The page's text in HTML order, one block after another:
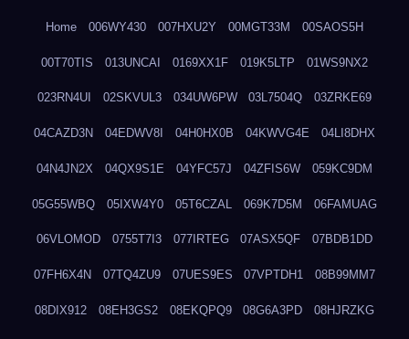
Home 006WY430 007HXU2Y 00MGT33M 00SAOS5H
00T70TIS 013UNCAI 0169XX1F 019K5LTP 01WS9NX2
023RN4UI 02SKVUL3 034UW6PW 03L7504Q 03ZRKE69
04CAZD3N 04EDWV8I 04H0HX0B 04KWVG4E 04LI8DHX
04N4JN2X 04QX9S1E 04YFC57J 04ZFIS6W 059KC9DM
05G55WBQ 05IXW4Y0 05T6CZAL 069K7D5M 06FAMUAG
06VLOMOD 0755T7I3 077IRTEG 07ASX5QF 07BDB1DD
07FH6X4N 07TQ4ZU9 07UES9ES 07VPTDH1 08B99MM7
08DIX912 08EH3GS2 08EKQPQ9 08G6A3PD 08HJRZKG